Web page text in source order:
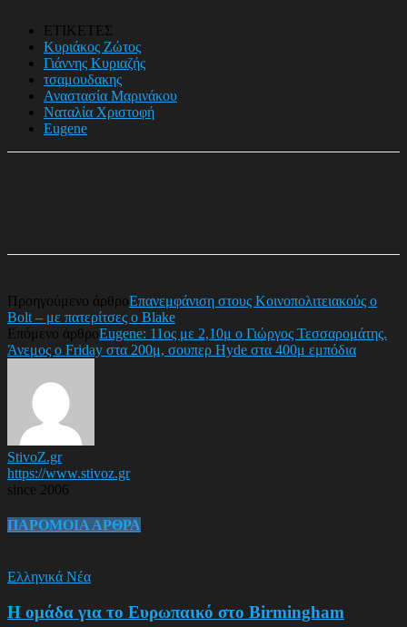
ΕΤΙΚΕΤΕΣ
Κυριάκος Ζώτος
Γιάννης Κυριαζής
τσαμουδακης
Αναστασία Μαρινάκου
Ναταλία Χριστοφή
Eugene
Προηγούμενο άρθροΕπανεμφάνιση στους Κοινοπολιτειακούς ο
Bolt – με πατερίτσες ο Blake
Επόμενο άρθροEugene: 11ος με 2,10μ ο Γιώργος Τεσσαρομάτης.
Άνεμος ο Friday στα 200μ, σουπερ Hyde στα 400μ εμπόδια
StivoZ.gr
https://www.stivoz.gr
since 2006
ΠΑΡΟΜΟΙΑ ΑΡΘΡΑ
Ελληνικά Νέα
Η ομάδα για το Ευρωπαικό στο Birmingham